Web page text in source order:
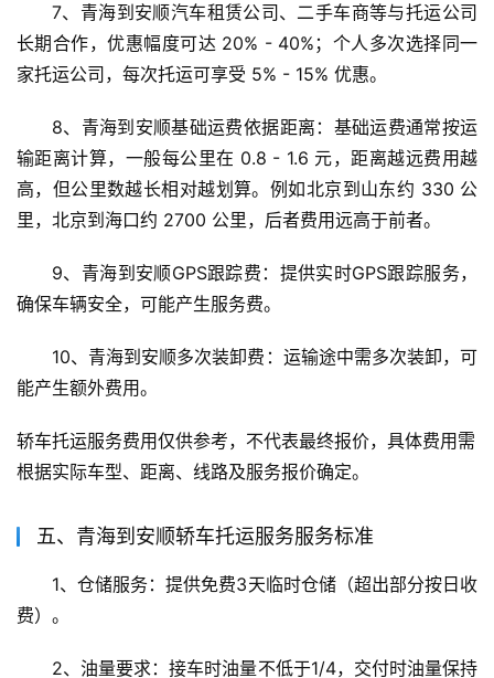
7、青海到安顺汽车租赁公司、二手车商等与托运公司
长期合作，优惠幅度可达 20% - 40%；个人多次选择同一
家托运公司，每次托运可享受 5% - 15% 优惠。
8、青海到安顺基础运费依据距离：基础运费通常按运
输距离计算，一般每公里在 0.8 - 1.6 元，距离越远费用越
高，但公里数越长相对越划算。例如北京到山东约 330 公
里，北京到海口约 2700 公里，后者费用远高于前者。
9、青海到安顺GPS跟踪费：提供实时GPS跟踪服务，
确保车辆安全，可能产生服务费。
10、青海到安顺多次装卸费：运输途中需多次装卸，可
能产生额外费用。
轿车托运服务费用仅供参考，不代表最终报价，具体费用需
根据实际车型、距离、线路及服务报价确定。
五、青海到安顺轿车托运服务服务标准
1、仓储服务：提供免费3天临时仓储（超出部分按日收
费）。
2、油量要求：接车时油量不低于1/4，交付时油量保持